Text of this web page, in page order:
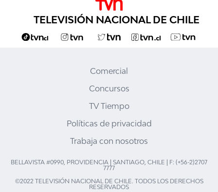
TELEVISIÓN NACIONAL DE CHILE
Comercial
Concursos
TV Tiempo
Políticas de privacidad
Trabaja con nosotros
BELLAVISTA #0990, PROVIDENCIA | SANTIAGO, CHILE | F: (+56-2)2707
7777
©2022 TELEVISIÓN NACIONAL DE CHILE. TODOS LOS DERECHOS
RESERVADOS